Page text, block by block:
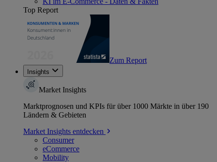
Top Report
Zum Report
Insights
Market Insights
Marktprognosen und KPIs für über 1000 Märkte in über 190
Ländern & Gebieten
Market Insights entdecken
Consumer
eCommerce
Mobility